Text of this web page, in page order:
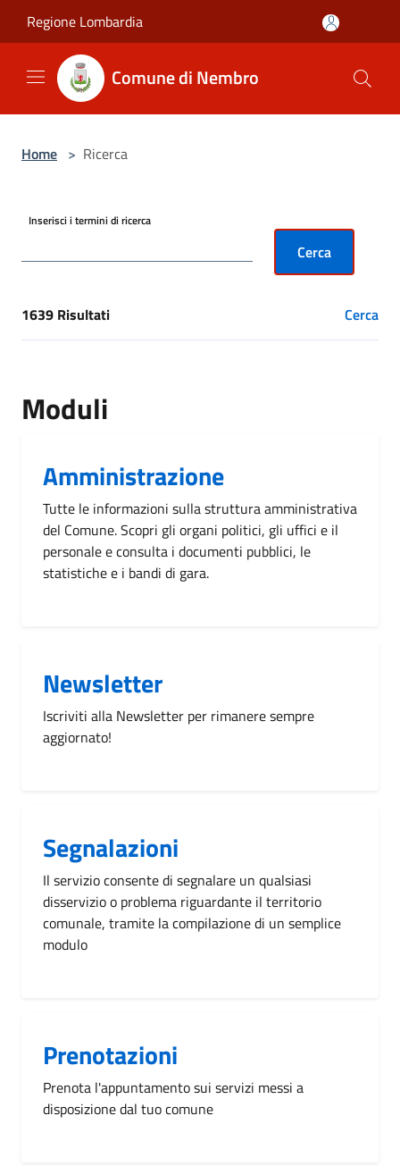
Regione Lombardia
Comune di Nembro
Home > Ricerca
Inserisci i termini di ricerca
Cerca
[results] Risultati
1639 Risultati Cerca
Moduli
Amministrazione
Tutte le informazioni sulla struttura amministrativa
del Comune. Scopri gli organi politici, gli uffici e il
personale e consulta i documenti pubblici, le
statistiche e i bandi di gara.
Newsletter
Iscriviti alla Newsletter per rimanere sempre
aggiornato!
Segnalazioni
Il servizio consente di segnalare un qualsiasi
disservizio o problema riguardante il territorio
comunale, tramite la compilazione di un semplice
modulo
Prenotazioni
Prenota l'appuntamento sui servizi messi a
disposizione dal tuo comune